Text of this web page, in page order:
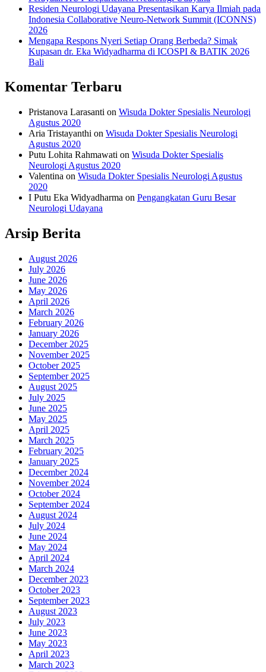
Residen Neurologi Udayana Presentasikan Karya Ilmiah pada
Indonesia Collaborative Neuro-Network Summit (ICONNS)
2026
Mengapa Respons Nyeri Setiap Orang Berbeda? Simak
Kupasan dr. Eka Widyadharma di ICOSPI & BATIK 2026
Bali
Komentar Terbaru
Pristanova Larasanti on Wisuda Dokter Spesialis Neurologi
Agustus 2020
Aria Tristayanthi on Wisuda Dokter Spesialis Neurologi
Agustus 2020
Putu Lohita Rahmawati on Wisuda Dokter Spesialis
Neurologi Agustus 2020
Valentina on Wisuda Dokter Spesialis Neurologi Agustus
2020
I Putu Eka Widyadharma on Pengangkatan Guru Besar
Neurologi Udayana
Arsip Berita
August 2026
July 2026
June 2026
May 2026
April 2026
March 2026
February 2026
January 2026
December 2025
November 2025
October 2025
September 2025
August 2025
July 2025
June 2025
May 2025
April 2025
March 2025
February 2025
January 2025
December 2024
November 2024
October 2024
September 2024
August 2024
July 2024
June 2024
May 2024
April 2024
March 2024
December 2023
October 2023
September 2023
August 2023
July 2023
June 2023
May 2023
April 2023
March 2023